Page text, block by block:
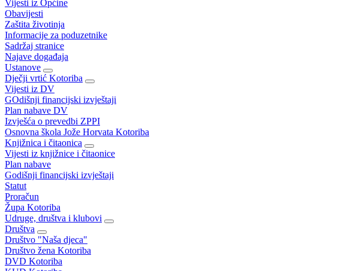
Vijesti iz Općine
Obavijesti
Zaštita životinja
Informacije za poduzetnike
Sadržaj stranice
Najave događaja
Ustanove
Dječji vrtić Kotoriba
Vijesti iz DV
GOdišnji financijski izvještaji
Plan nabave DV
Izvješća o prevedbi ZPPI
Osnovna škola Jože Horvata Kotoriba
Knjižnica i čitaonica
Vijesti iz knjižnice i čitaonice
Plan nabave
Godišnji financijski izvještaji
Statut
Proračun
Župa Kotoriba
Udruge, društva i klubovi
Društva
Društvo "Naša djeca"
Društvo žena Kotoriba
DVD Kotoriba